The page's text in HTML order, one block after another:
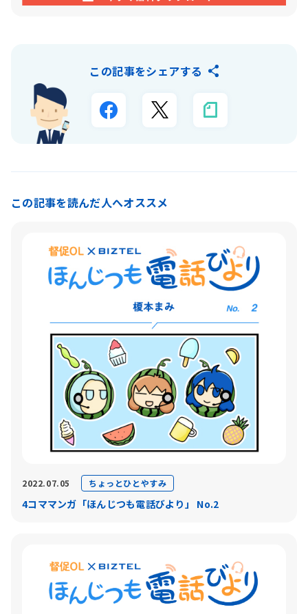
この記事をシェアする
この記事を読んだ人へオススメ
2022.07.05 ちょっとひとやすみ
4コママンガ「ほんじつも電話びより」 No.2